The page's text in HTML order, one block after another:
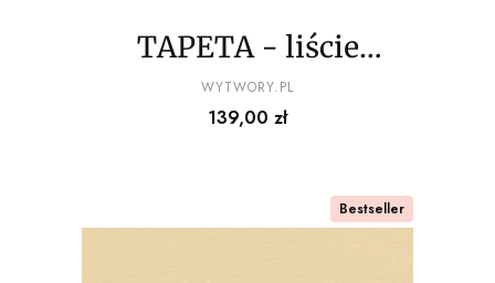
TAPETA - liście
palmowe - na
granatowym tle
PRODUCENT
WYTWORY.PL
Cena
139,00 zł
Bestseller